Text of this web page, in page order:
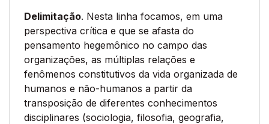
Delimitação. Nesta linha focamos, em uma
perspectiva crítica e que se afasta do
pensamento hegemônico no campo das
organizações, as múltiplas relações e
fenômenos constitutivos da vida organizada de
humanos e não-humanos a partir da
transposição de diferentes conhecimentos
disciplinares (sociologia, filosofia, geografia,